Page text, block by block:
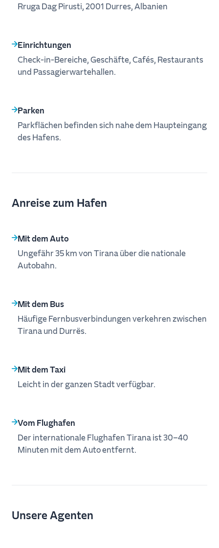
Rruga Dag Pirusti, 2001 Durres, Albanien
Einrichtungen
Check‑in‑Bereiche, Geschäfte, Cafés, Restaurants
und Passagierwartehallen.
Parken
Parkflächen befinden sich nahe dem Haupteingang
des Hafens.
Anreise zum Hafen
Mit dem Auto
Ungefähr 35 km von Tirana über die nationale
Autobahn.
Mit dem Bus
Häufige Fernbusverbindungen verkehren zwischen
Tirana und Durrës.
Mit dem Taxi
Leicht in der ganzen Stadt verfügbar.
Vom Flughafen
Der internationale Flughafen Tirana ist 30–40
Minuten mit dem Auto entfernt.
Unsere Agenten